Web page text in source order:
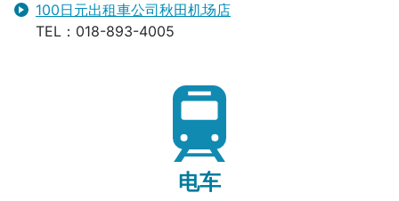
100日元出租車公司秋田机场店
TEL：018-893-4005
电车